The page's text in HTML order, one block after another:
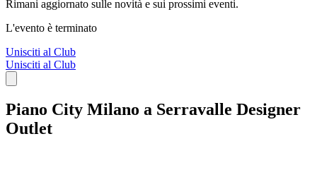
Rimani aggiornato sulle novità e sui prossimi eventi.
L'evento è terminato
Unisciti al Club
Unisciti al Club
Piano City Milano a Serravalle Designer
Outlet